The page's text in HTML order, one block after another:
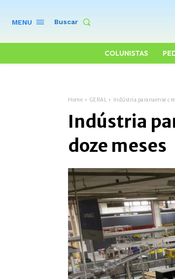
MENU Buscar
COLUNISTAS
Home GERAL Indústria paranaense
Indústria
doze meses